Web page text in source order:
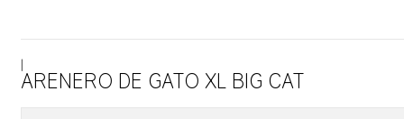
ARENERO DE GATO XL BIG CAT